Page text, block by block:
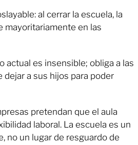
al cerrar la escuela, la
mayoritariamente en las
actual es insensible; obliga a las
dejar a sus hijos para poder
pretendan que el aula
laboral. La escuela es un
no un lugar de resguardo de